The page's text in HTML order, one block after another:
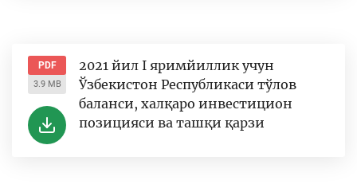
PDF
3.9 MB
2021 йил I яримйиллик учун
Ўзбекистон Республикаси тўлов
баланси, халқаро инвестицион
позицияси ва ташқи қарзи